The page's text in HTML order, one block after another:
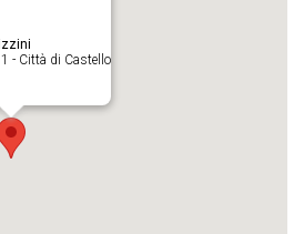
- Città di Castello